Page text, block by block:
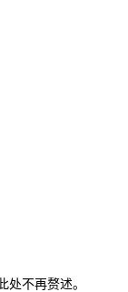
不再赘述。